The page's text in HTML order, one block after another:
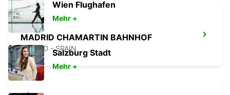
MADRID CHAMARTIN BAHNHOF
MADRID - SPAIN
Wien Flughafen
Mehr +
Salzburg Stadt
Mehr +